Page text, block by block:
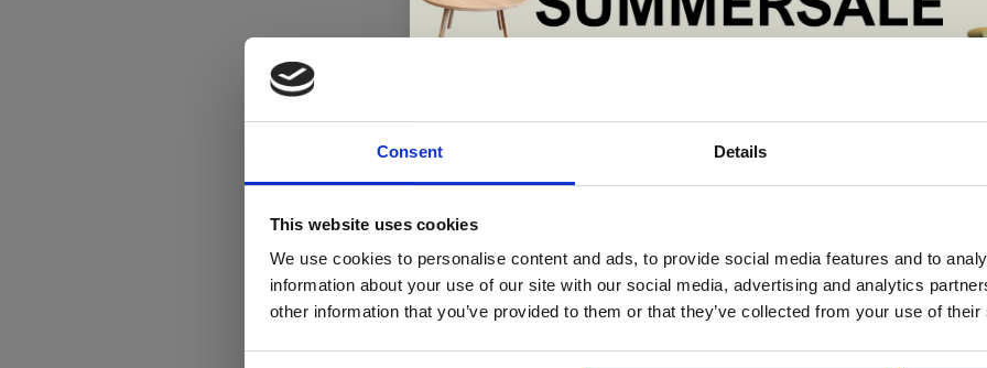
Consent Details
This website uses cookies
We use cookies to personalise content and ads, to provide social media features and to
information about your use of our site with our social media, advertising and analytics
other information that you’ve provided to them or that they’ve collected from your use of
volledig naar wens
Een moderne
Breedte: 69 cm
Voorzien van :
en extreem lange
Verschillende voeten
Bekleding:
De Summer Sale bij Snip Wonen+ is gestart!
In onze showroom vind je een uitgebreide selectie designmeubelen van
gerenommeerde Nederlandse en Europese merken. Onder andere
van
Sculptures Jeux Artisanzijn nu extra